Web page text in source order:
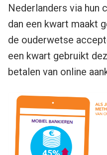
Nederlanders via hun
dan een kwart maakt
de ouderwetse
een kwart gebruikt
betalen van online